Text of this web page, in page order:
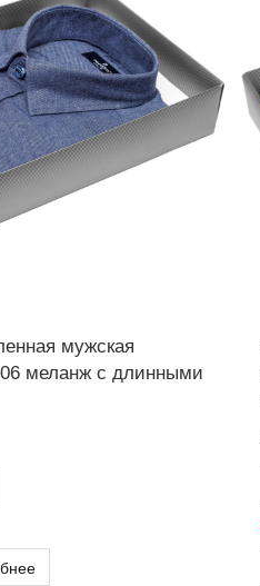
мужская
меланж с длинными